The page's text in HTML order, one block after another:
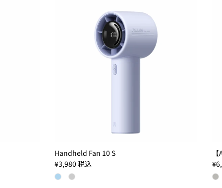
Handheld Fan 10 S
定価
¥3,980 税込
定